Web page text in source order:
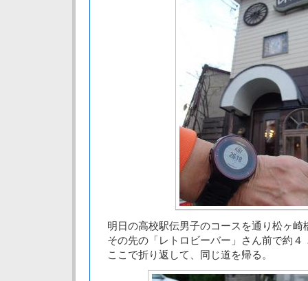
明日の高校駅伝男子のコースを通り松ヶ崎
その先の「レトロビーバー」さん前で約４
ここで折り返して、同じ道を帰る。